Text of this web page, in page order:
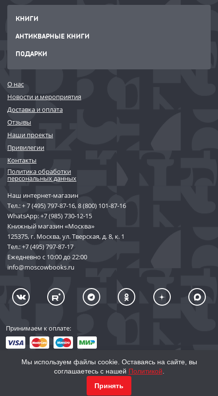
КНИГИ
АНТИКВАРНЫЕ КНИГИ
ПОДАРКИ
О нас
Новости и мероприятия
Доставка и оплата
Отзывы
Наши проекты
Привилегии
Контакты
Политика обработки
персональных данных
Наш интернет-магазин
Тел.:+ 7 (495) 797-87-16,8 (800) 101-87-16
WhatsApp:+7 (985) 730-12-15
Книжный магазин «Москва»
125375, г. Москва, ул. Тверская, д. 8, к. 1
Тел.:+7 (495) 797-87-17
Ежедневно с 10:00 до 22:00
info@moscowbooks.ru
Принимаем к оплате:
© 2002–2026 «Торговый Дом Книги «МОСКВА»
Мы используем файлы cookie. Оставаясь на сайте, вы
соглашаетесь с нашей Политикой
Принять